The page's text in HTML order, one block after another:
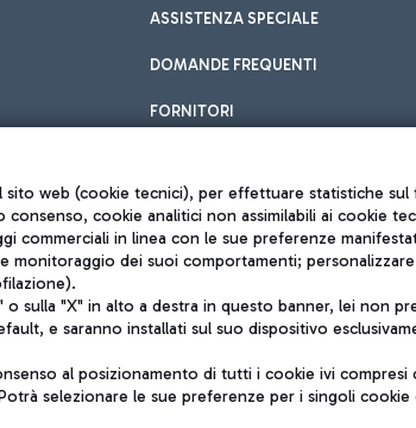
ASSISTENZA SPECIALE
DOMANDE FREQUENTI
FORNITORI
Note legali
Mappa sito
Accessibilità
QUALITÀ
web (cookie tecnici), per effettuare statistiche
cookie analitici non assimilabili ai cookie
commerciali in linea con le sue preferenze
monitoraggio dei suoi comportamenti;
o sulla "X" in alto a destra in questo banner, lei non
e saranno installati sul suo dispositivo
al posizionamento di tutti i cookie ivi
selezionare le sue preferenze per i singoli cookie